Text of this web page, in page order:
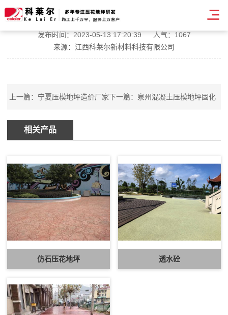
银川艺术压模地坪工程
发布时间：2023-05-13 17:20:39
人气：1067
来源：江西科莱尔新材料科技有限公司
上一篇： 宁夏压模地坪造价厂家下一篇： 泉州混凝土压模地坪固化
相关产品
仿石压花地坪 透水砼